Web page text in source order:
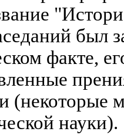
был
факте,
(некоторые